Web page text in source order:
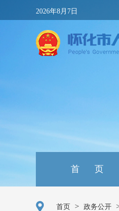
2026年8月7日
首 页
首页 > 政务公开